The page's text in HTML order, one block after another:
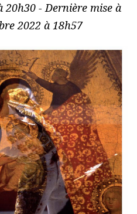
20h30 - Dernière mise à
2022 à 18h57